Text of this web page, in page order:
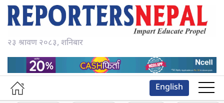
२३ श्रावण २०८३, शनिबार
English